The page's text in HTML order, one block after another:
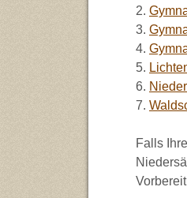
2.
3.
4.
5.
6.
7.
Falls